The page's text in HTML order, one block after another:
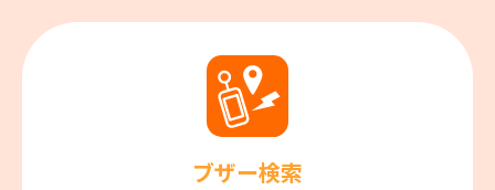
ブザー検索